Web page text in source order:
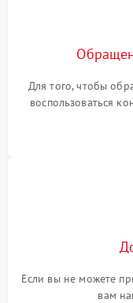
Для того, чтобы
воспользоваться
или
Если вы не можете
вам